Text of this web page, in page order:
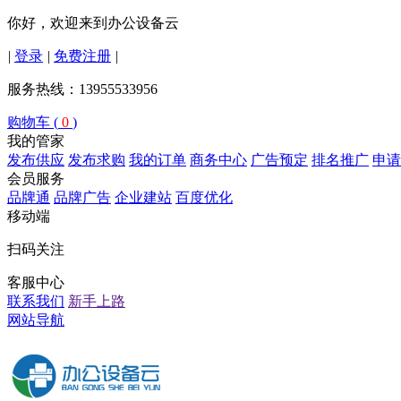
你好，欢迎来到办公设备云
| 登录 | 免费注册 |
服务热线：13955533956
购物车 ( 0 )
我的管家
发布供应 发布求购 我的订单 商务中心 广告预定 排名推广 申
会员服务
品牌通 品牌广告 企业建站 百度优化
移动端
扫码关注
客服中心
联系我们 新手上路
网站导航